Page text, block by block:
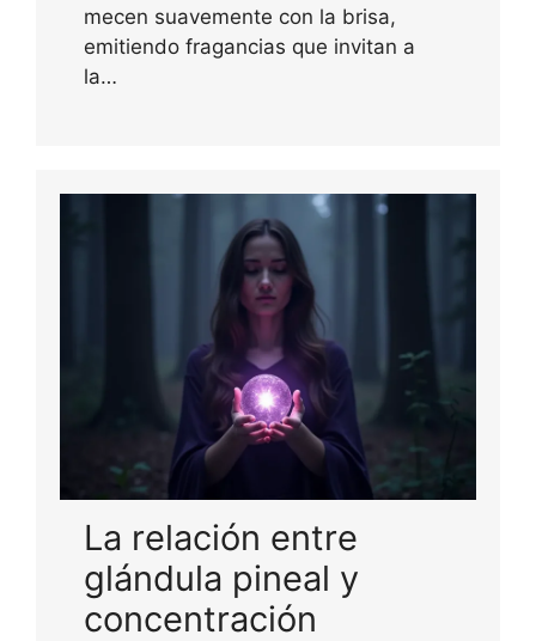
mecen suavemente con la brisa,
emitiendo fragancias que invitan a
la…
La relación entre
glándula pineal y
concentración